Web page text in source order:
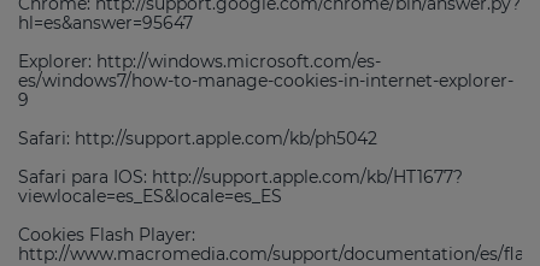
hl=es&answer=95647
Explorer: http://windows.microsoft.com/es-
es/windows7/how-to-manage-cookies-in-internet-explorer-
9
Safari: http://support.apple.com/kb/ph5042
Safari para IOS: http://support.apple.com/kb/HT1677?
viewlocale=es_ES&locale=es_ES
Cookies Flash Player:
http://www.macromedia.com/support/documentation/es/